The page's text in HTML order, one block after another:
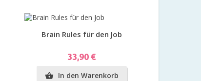
Vorschau
Brain Rules für den Job
Preis
33,90 €
 In den Warenkorb